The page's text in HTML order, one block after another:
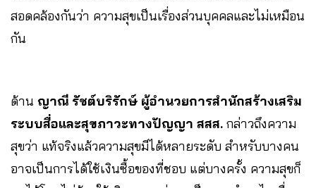
สอดคล้องกันว่า ความสุขเป็นเรื่องส่วนบุคคลและไม่เหมือน
กัน
ด้าน ญาณี รัชต์บริรักษ์ ผู้อำนวยการสำนักสร้างเสริม
ระบบสื่อและสุขภาวะทางปัญญา สสส. กล่าวถึงความ
สุขว่า แท้จริงแล้วความสุขมีได้หลายระดับ สำหรับบางคน
อาจเป็นการได้ใช้เงินซื้อของที่ชอบ แต่บางครั้ง ความสุขก็